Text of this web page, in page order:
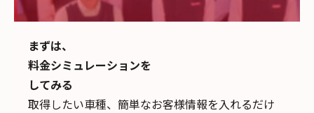
まずは、
料金シミュレーションを
してみる
取得したい車種、簡単なお客様情報を入れるだけ